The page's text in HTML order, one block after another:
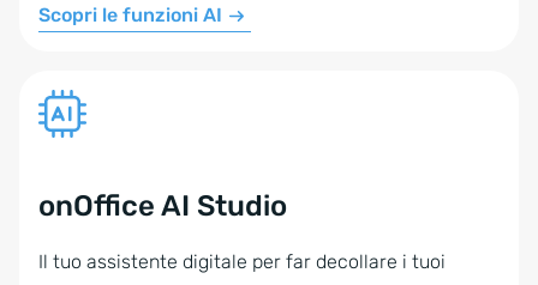
Scopri le funzioni AI
onOffice AI Studio
Il tuo assistente digitale per far decollare i tuoi